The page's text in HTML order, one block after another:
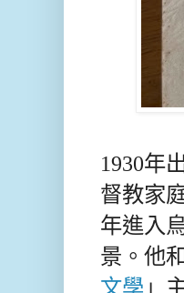
1930年
督教家
年進入
景。他
文學 」